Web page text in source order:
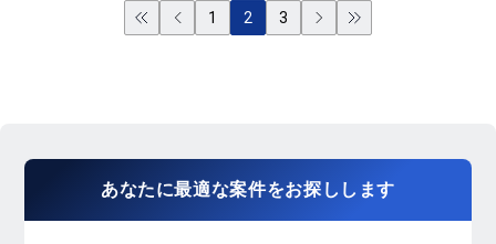
スターの制作、修正 ・Adobe CCを用いたデザイン
業務 ・SlackやBacklogを用いたコミュニケーショ
1 2 3
あなたに最適な案件をお探し します